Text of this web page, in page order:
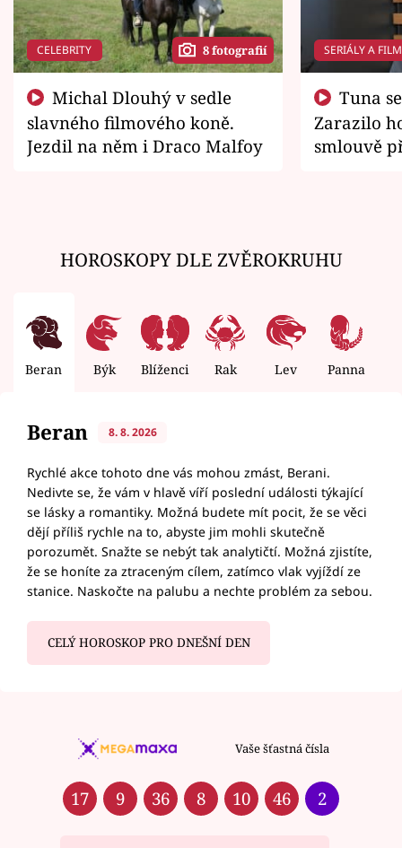
CELEBRITY 8 fotografií
slavného filmového koně.
Jezdil na něm i Draco Malfoy
SERIÁLY A
Zarazilo
smlouvě
HOROSKOPY DLE ZVĚROKRUHU
Beran Býk Blíženci Rak Lev Panna
Beran 8. 8. 2026
Rychlé akce tohoto dne vás mohou zmást, Berani.
Nedivte se, že vám v hlavě víří poslední události týkající
se lásky a romantiky. Možná budete mít pocit, že se věci
dějí příliš rychle na to, abyste jim mohli skutečně
porozumět. Snažte se nebýt tak analytičtí. Možná zjistíte,
že se honíte za ztraceným cílem, zatímco vlak vyjíždí ze
stanice. Naskočte na palubu a nechte problém za sebou.
CELÝ HOROSKOP PRO DNEŠNÍ DEN
Vaše šťastná čísla
17 9 36 8 10 46 2